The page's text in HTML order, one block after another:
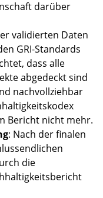
darüber
validierten Daten
GRI-Standards
dass alle
abgedeckt sind
nachvollziehbar
Bericht nicht mehr.
: Nach der finalen
die